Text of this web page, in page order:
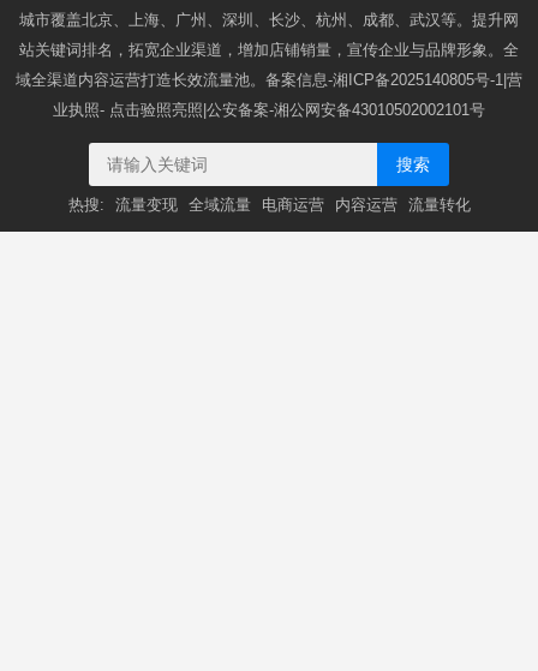
城市覆盖北京、上海、广州、深圳、长沙、杭州、成都、武汉等。提升网
站关键词排名，拓宽企业渠道，增加店铺销量，宣传企业与品牌形象。全
域全渠道内容运营打造长效流量池。备案信息-湘ICP备2025140805号-1 |营
业执照- 点击验照亮照 |公安备案-湘公网安备43010502002101号
搜索
热搜: 流量变现 全域流量 电商运营 内容运营 流量转化